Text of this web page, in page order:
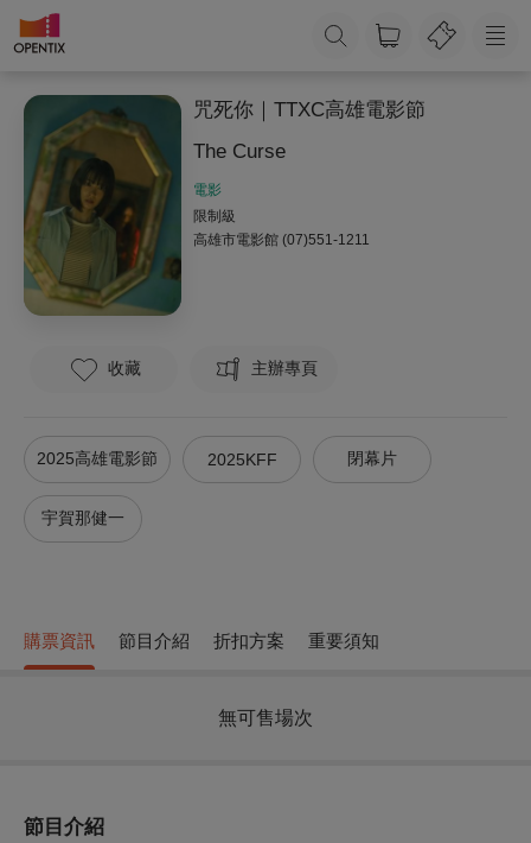
咒死你｜TTXC高雄電影節
The Curse
電影
限制級
高雄市電影館 (07)551-1211
收藏 主辦專頁
2025高雄電影節 2025KFF 閉幕片
宇賀那健一
購票資訊 節目介紹 折扣方案 重要須知
無可售場次
節目介紹